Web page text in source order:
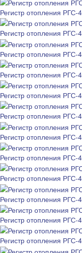
Регистр отопления
Регистр отопления
Регистр отопления
Регистр отопления
Регистр отопления
Регистр отопления
Регистр отопления
Регистр отопления
Регистр отопления
Регистр отопления
Регистр отопления
Регистр отопления